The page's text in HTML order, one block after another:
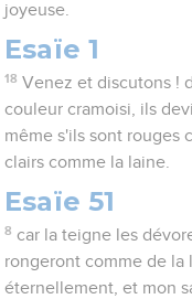
joyeuse.
Esaïe 1
18 Venez et discutons !
couleur cramoisi, ils
même s'ils sont rouges
clairs comme la laine.
Esaïe 51
8 car la teigne les
rongeront comme de la
éternellement, et mon